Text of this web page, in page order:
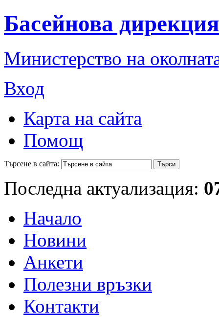
Басейнова
Министерство на
Вход
Карта на сайта
Помощ
Търсене в сайта:
Последна актуализация:
Начало
Новини
Анкети
Полезни връзки
Контакти